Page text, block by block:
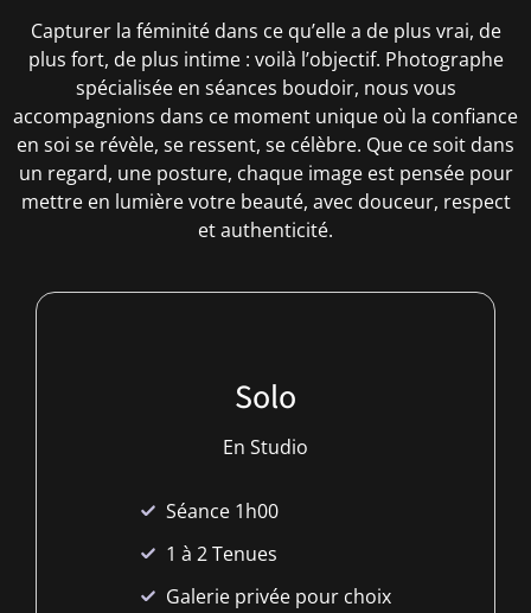
Capturer la féminité dans ce qu’elle a de plus vrai, de
plus fort, de plus intime : voilà l’objectif. Photographe
spécialisée en séances boudoir, nous vous
accompagnions dans ce moment unique où la confiance
en soi se révèle, se ressent, se célèbre. Que ce soit dans
un regard, une posture, chaque image est pensée pour
mettre en lumière votre beauté, avec douceur, respect
et authenticité.
Solo
En Studio
Séance 1h00
1 à 2 Tenues
Galerie privée pour choix